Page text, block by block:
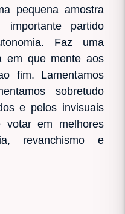
pequena amostra
partido
Faz uma
em que mente aos
fim. Lamentamos
sobretudo
e pelos invisuais
votar em melhores
revanchismo e